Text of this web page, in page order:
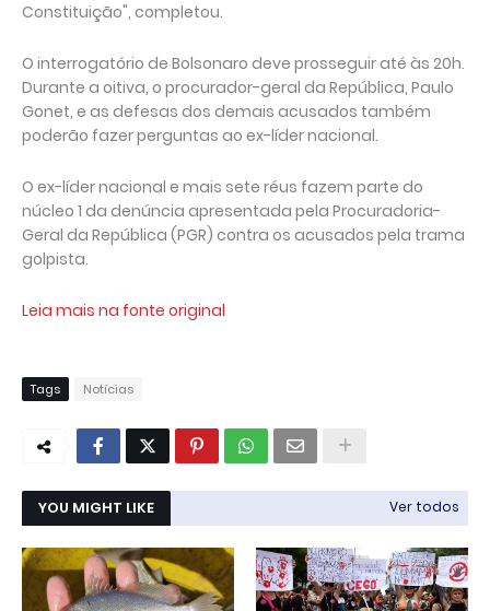
Constituição", completou.
O interrogatório de Bolsonaro deve prosseguir até às 20h.
Durante a oitiva, o procurador-geral da República, Paulo
Gonet, e as defesas dos demais acusados também
poderão fazer perguntas ao ex-líder nacional.
O ex-líder nacional e mais sete réus fazem parte do
núcleo 1 da denúncia apresentada pela Procuradoria-
Geral da República (PGR) contra os acusados pela trama
golpista.
Leia mais na fonte original
Tags Notícias
YOU MIGHT LIKE Ver todos